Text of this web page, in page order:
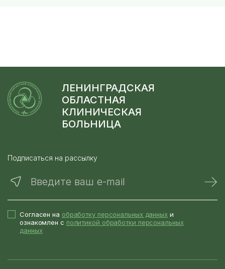
ЛЕНИНГРАДСКАЯ
ОБЛАСТНАЯ
КЛИНИЧЕСКАЯ
БОЛЬНИЦА
Подписаться на рассылку
Введите ваш e-mail
Согласен на обработку персональных данных и
ознакомлен с политикой обработки персональных
данных